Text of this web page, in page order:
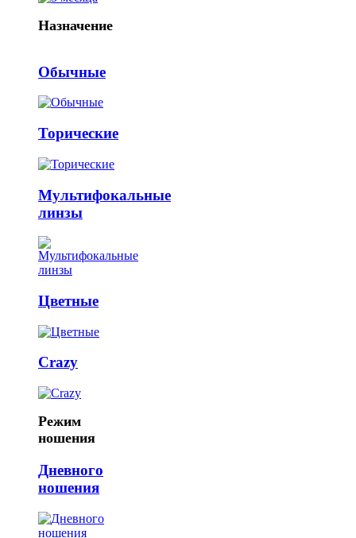
Назначение
Обычные
Торические
Мультифокальные
линзы
Цветные
Crazy
Режим
ношения
Дневного
ношения